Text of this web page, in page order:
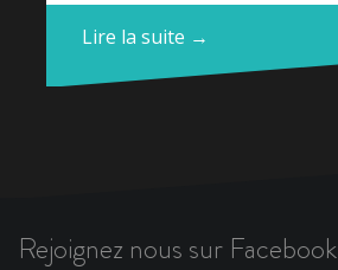
Lire la suite →
Rejoignez nous sur Facebook